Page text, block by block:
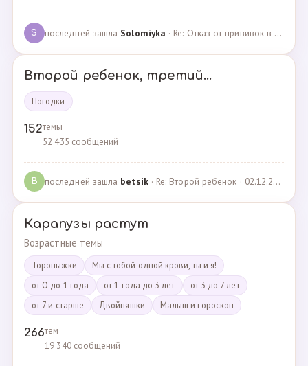
S последней зашла Solomiyka · Re: Отказ от прививок в роддоме · 07.05.2022
Второй ребенок, третий...
Погодки
152темы
52 435 сообщений
B последней зашла betsik· Re: Второй ребенок · 02.12.2023
Карапузы растут
Возрастные темы
Торопыжки
Мы с тобой одной крови, ты и я!
от О до 1 года
от 1 года до 3 лет
от 3 до 7 лет
от 7 и старше
Двойняшки Малыш и гороскоп
266тем
19 340 сообщений